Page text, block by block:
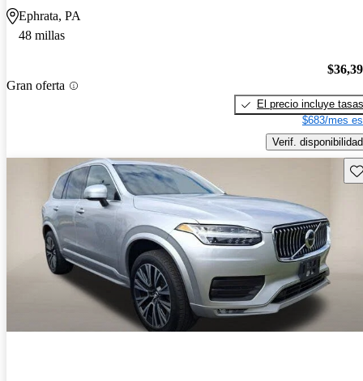
Ephrata, PA
48 millas
Gran oferta
El precio incluye tasas
$683/mes
Verif. disponibilidad